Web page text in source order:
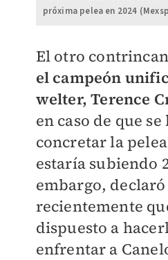
próxima pelea en 2024
El otro
el campeón
welter, Terence
en caso de que
concretar la
estaría subiendo
embargo, declaró
recientemente
dispuesto a
enfrentar a